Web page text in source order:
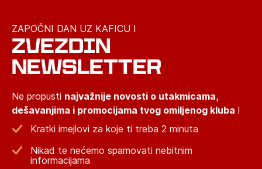
ZAPOČNI DAN UZ KAFICU I
ZVEZDIN
NEWSLETTER
Ne propusti najvažnije novosti o utakmicama,
dešavanjima i promocijama tvog omiljenog kluba !
Kratki imejlovi za koje ti treba 2 minuta
Nikad te nećemo spamovati nebitnim
informacijama